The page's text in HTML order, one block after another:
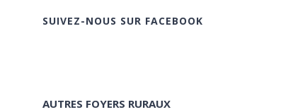
SUIVEZ-NOUS SUR FACEBOOK
AUTRES FOYERS RURAUX